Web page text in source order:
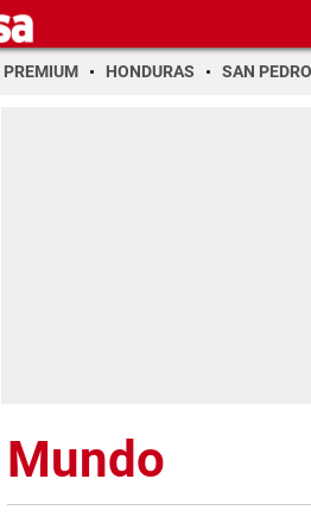
PREMIUM HONDURAS SAN PEDRO
Mundo